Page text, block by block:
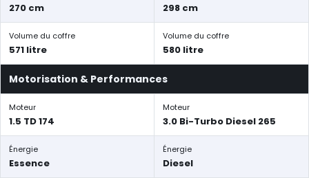
270 cm 298 cm
Volume du coffre
571 litre
Volume du coffre
580 litre
Motorisation & Performances
Moteur
1.5 TD 174
Moteur
3.0 Bi-Turbo Diesel 265
Énergie
Essence
Énergie
Diesel